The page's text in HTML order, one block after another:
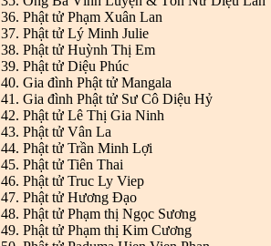
36. Phật tử Phạm Xuân Lan
37. Phật tử Lý Minh Julie
38. Phật tử Huỳnh Thị Em
39. Phật tử Diệu Phúc
40. Gia đình Phật tử Mangala
41. Gia đình Phật tử Sư Cô Diệu Hỷ
42. Phật tử Lê Thị Gia Ninh
43. Phật tử Vân La
44. Phật tử Trần Minh Lợi
45. Phật tử Tiên Thai
46. Phật tử Truc Ly Viep
47. Phật tử Hương Đạo
48. Phật tử Phạm thị Ngọc Sương
49. Phật tử Phạm thị Kim Cương